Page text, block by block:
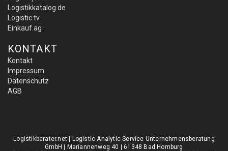
Logistikkatalog.de
Logistic.tv
Einkauf.ag
KONTAKT
Kontakt
Impressum
Datenschutz
AGB
Logistikberater.net | Logistic Analytic Service Unternehmensberatung
GmbH | Mariannenweg 40 | 61348 Bad Homburg